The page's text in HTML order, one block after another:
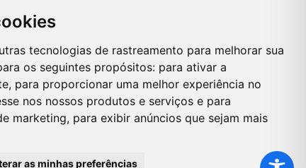
tecnologias de rastreamento para melhorar sua
os seguintes propósitos: para ativar a
, para proporcionar uma melhor experiência no
nos nossos produtos e serviços e para
marketing, para exibir anúncios que sejam mais
as minhas preferências